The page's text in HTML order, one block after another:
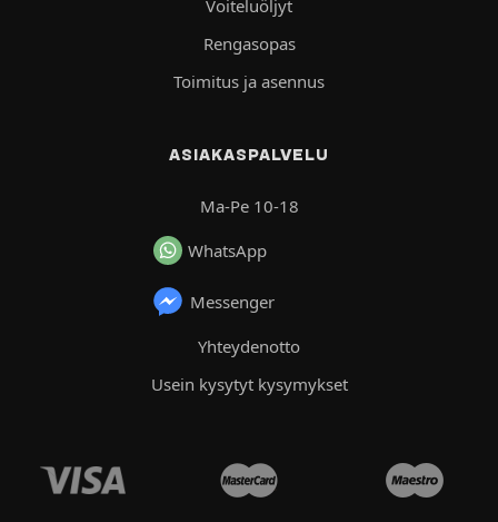
Voiteluöljyt
Rengasopas
Toimitus ja asennus
ASIAKASPALVELU
Ma-Pe 10-18
WhatsApp
Messenger
Yhteydenotto
Usein kysytyt kysymykset